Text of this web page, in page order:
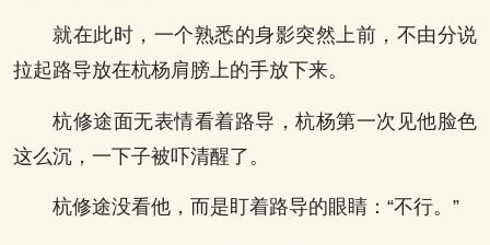
就在此时，一个熟悉的身影突然上前，不由分说
拉起路导放在杭杨肩膀上的手放下来。
杭修途面无表情看着路导，杭杨第一次见他脸色
这么沉，一下子被吓清醒了。
杭修途没看他，而是盯着路导的眼睛：“不行。”